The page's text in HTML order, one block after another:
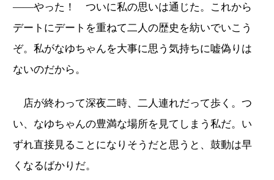
――やった！ ついに私の思いは通じた。これから
デートにデートを重ねて二人の歴史を紡いでいこう
ぞ。私がなゆちゃんを大事に思う気持ちに嘘偽りは
ないのだから。
店が終わって深夜二時、二人連れだって歩く。つ
い、なゆちゃんの豊満な場所を見てしまう私だ。い
ずれ直接見ることになりそうだと思うと、鼓動は早
くなるばかりだ。